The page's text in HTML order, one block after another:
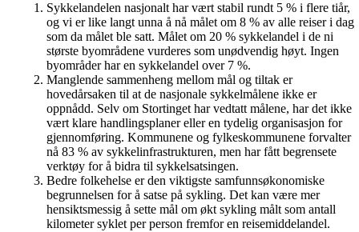
Sykkelandelen nasjonalt har vært stabil rundt 5 % i flere tiår,
og vi er like langt unna å nå målet om 8 % av alle reiser i dag
som da målet ble satt. Målet om 20 % sykkelandel i de ni
største byområdene vurderes som unødvendig høyt. Ingen
byområder har en sykkelandel over 7 %.
Manglende sammenheng mellom mål og tiltak er
hovedårsaken til at de nasjonale sykkelmålene ikke er
oppnådd. Selv om Stortinget har vedtatt målene, har det ikke
vært klare handlingsplaner eller en tydelig organisasjon for
gjennomføring. Kommunene og fylkeskommunene forvalter
nå 83 % av sykkelinfrastrukturen, men har fått begrensete
verktøy for å bidra til sykkelsatsingen.
Bedre folkehelse er den viktigste samfunnsøkonomiske
begrunnelsen for å satse på sykling. Det kan være mer
hensiktsmessig å sette mål om økt sykling målt som antall
kilometer syklet per person fremfor en reisemiddelandel.